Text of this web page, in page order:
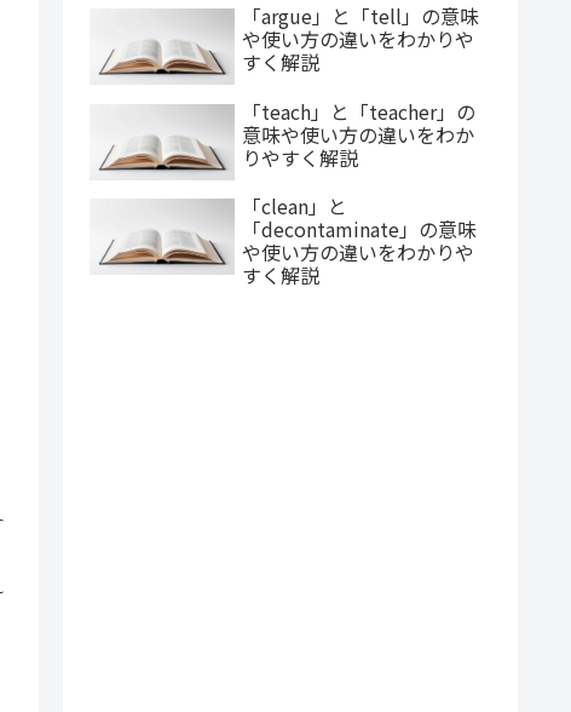
「argue」と「tell」の意味
や使い方の違いをわかりや
すく解説
「teach」と「teacher」の
意味や使い方の違いをわか
りやすく解説
「clean」と
「decontaminate」の意味
や使い方の違いをわかりや
すく解説